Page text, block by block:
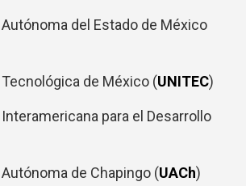
del Estado de México
de México (UNITEC)
para el Desarrollo
de Chapingo (UACh)